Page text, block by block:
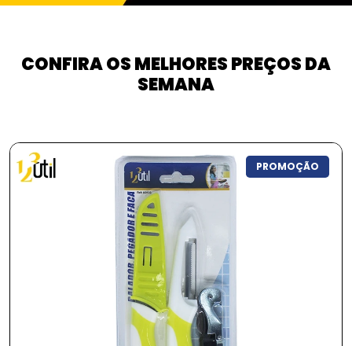
CONFIRA OS MELHORES PREÇOS DA
SEMANA
PROMOÇÃO